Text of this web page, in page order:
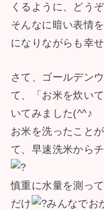
くるように、どう
そんなに暗い表情
になりながらも幸
さて、ゴールデン
て、「お米を炊い
いてみました(^^♪
お米を洗ったこと
て、早速洗米から
慎重に水量を測っ
だけ
みんなでお